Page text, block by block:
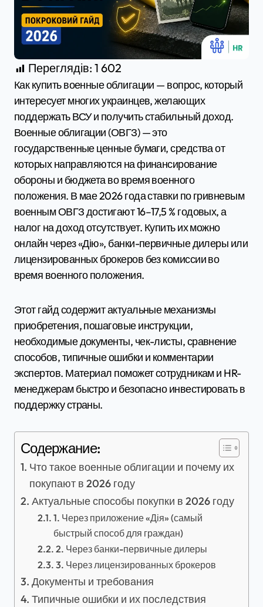
Переглядів: 1 602
Как купить военные облигации — вопрос, который
интересует многих украинцев, желающих
поддержать ВСУ и получить стабильный доход.
Военные облигации (ОВГЗ) — это
государственные ценные бумаги, средства от
которых направляются на финансирование
обороны и бюджета во время военного
положения. В мае 2026 года ставки по гривневым
военным ОВГЗ достигают 16–17,5 % годовых, а
налог на доход отсутствует. Купить их можно
онлайн через «Дію», банки-первичные дилеры или
лицензированных брокеров без комиссии во
время военного положения.
Этот гайд содержит актуальные механизмы
приобретения, пошаговые инструкции,
необходимые документы, чек-листы, сравнение
способов, типичные ошибки и комментарии
экспертов. Материал поможет сотрудникам и HR-
менеджерам быстро и безопасно инвестировать в
поддержку страны.
Содержание:
Что такое военные облигации и почему их
покупают в 2026 году
Актуальные способы покупки в 2026 году
1. Через приложение «Дія» (самый
быстрый способ для граждан)
2. Через банки-первичные дилеры
3. Через лицензированных брокеров
Документы и требования
Типичные ошибки и их последствия